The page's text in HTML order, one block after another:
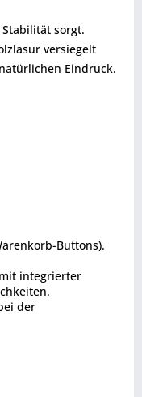
sorgt.
versiegelt
Eindruck.
Buttons).
integrierter
der